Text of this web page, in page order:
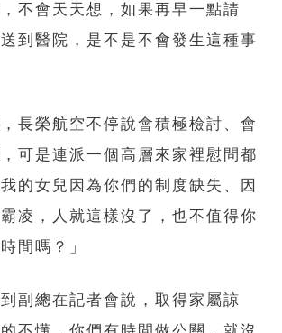
不會天天想，如果再早一點請
到醫院，是不是不會發生這種事
長榮航空不停說會積極檢討、會
可是連派一個高層來家裡慰問都
的女兒因為你們的制度缺失、因
凌，人就這樣沒了，也不值得你
間嗎？」
副總在記者會說，取得家屬諒